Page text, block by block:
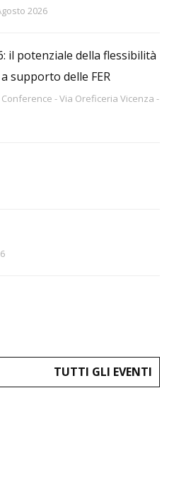
2026
il potenziale della flessibilità
supporto delle FER
Conference - Via Oreficeria Vicenza -
TUTTI GLI EVENTI